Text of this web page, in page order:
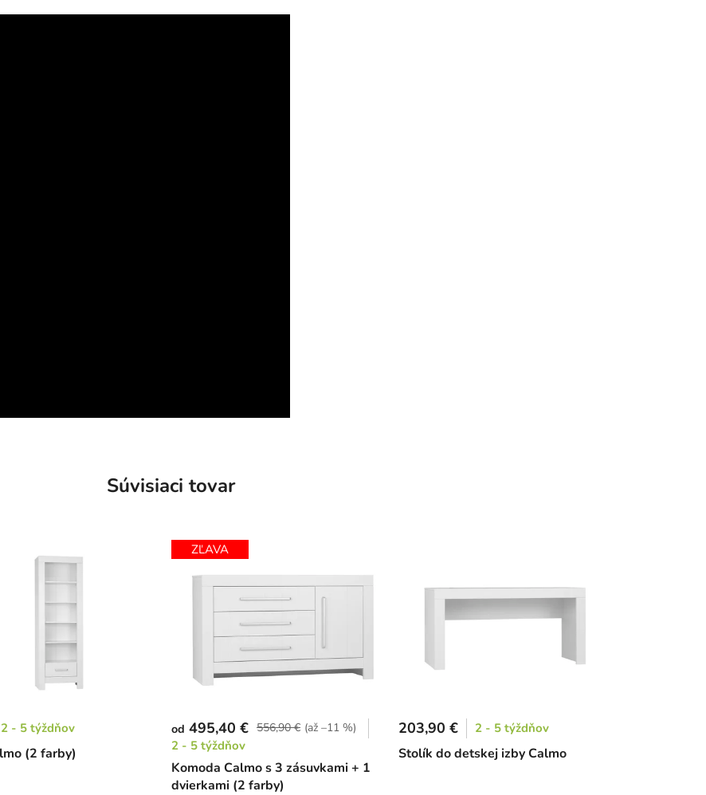
Súvisiaci tovar
(2 farby)
2 - 5 týždňov
ZĽAVA
Komoda Calmo s 3 zásuvkami + 1
dvierkami (2 farby)
od 495,40 € 556,90 € (až –11 %)
2 - 5 týždňov Stolík do detskej izby Calmo
203,90 € 2 - 5 týždňov